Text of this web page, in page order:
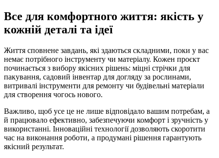
Все для комфортного життя: якість у
кожній деталі та ідеї
Життя сповнене завдань, які здаються складними, поки у вас
немає потрібного інструменту чи матеріалу. Кожен проєкт
починається з вибору якісних рішень: міцні стрічки для
пакування, садовий інвентар для догляду за рослинами,
витривалі інструменти для ремонту чи будівельні матеріали
для створення чогось нового.
Важливо, щоб усе це не лише відповідало вашим потребам, а
й працювало ефективно, забезпечуючи комфорт і зручність у
використанні. Інноваційні технології дозволяють скоротити
час на виконання роботи, а продумані рішення гарантують
якісний результат.